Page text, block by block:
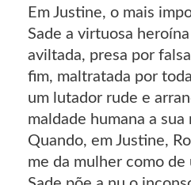
Em Justine, o mais
Sade a virtuosa
aviltada, presa por
fim, maltratada por
um lutador rude e
maldade humana a
Quando, em Justine,
me da mulher como de